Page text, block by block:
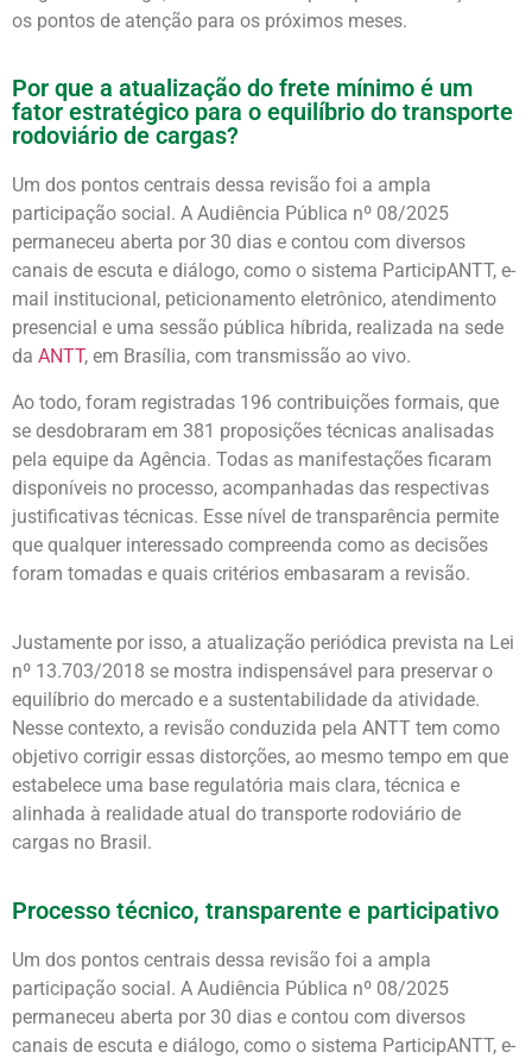
os pontos de atenção para os próximos meses.
Por que a atualização do frete mínimo é um
fator estratégico para o equilíbrio do transporte
rodoviário de cargas?
Um dos pontos centrais dessa revisão foi a ampla
participação social. A Audiência Pública nº 08/2025
permaneceu aberta por 30 dias e contou com diversos
canais de escuta e diálogo, como o sistema ParticipANTT, e-
mail institucional, peticionamento eletrônico, atendimento
presencial e uma sessão pública híbrida, realizada na sede
da ANTT, em Brasília, com transmissão ao vivo.
Ao todo, foram registradas 196 contribuições formais, que
se desdobraram em 381 proposições técnicas analisadas
pela equipe da Agência. Todas as manifestações ficaram
disponíveis no processo, acompanhadas das respectivas
justificativas técnicas. Esse nível de transparência permite
que qualquer interessado compreenda como as decisões
foram tomadas e quais critérios embasaram a revisão.
Justamente por isso, a atualização periódica prevista na Lei
nº 13.703/2018 se mostra indispensável para preservar o
equilíbrio do mercado e a sustentabilidade da atividade.
Nesse contexto, a revisão conduzida pela ANTT tem como
objetivo corrigir essas distorções, ao mesmo tempo em que
estabelece uma base regulatória mais clara, técnica e
alinhada à realidade atual do transporte rodoviário de
cargas no Brasil.
Processo técnico, transparente e participativo
Um dos pontos centrais dessa revisão foi a ampla
participação social. A Audiência Pública nº 08/2025
permaneceu aberta por 30 dias e contou com diversos
canais de escuta e diálogo, como o sistema ParticipANTT, e-